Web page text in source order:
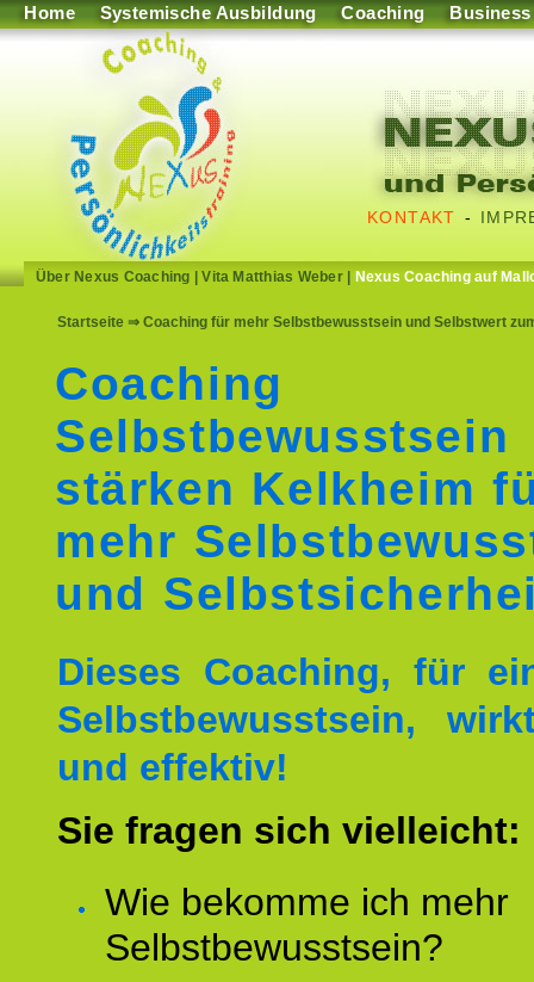
Home Systemische Ausbildung Coaching Business
KONTAKT -
Über Nexus Coaching |Vita Matthias Weber| Nexus Coaching auf
Startseite ⇒ Coaching für mehr Selbstbewusstsein und Selbstwert
Coaching
Selbstbewusstsein
stärken Kelkheim
mehr
und
Dieses Coaching, für
Selbstbewusstsein,
und effektiv!
Sie fragen sich vielleicht:
Wie bekomme ich mehr
Selbstbewusstsein?